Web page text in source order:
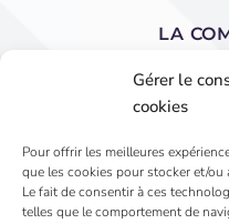
Gérer le
cookies
Pour offrir les meilleures
que les cookies pour stocker et/
Le fait de consentir à ces
telles que le comportement de
LA
4 Rue du